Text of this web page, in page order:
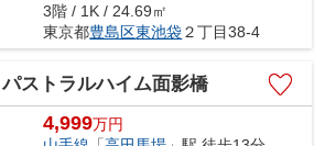
3階 / 1K / 24.69㎡
東京都豊島区東池袋２丁目38-4
パストラルハイム面影橋
4,999万円